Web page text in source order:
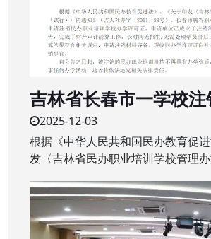
吉林省长春市一学校注
2025-12-03
根据《中华人民共和国民办教育促
发〈吉林省民办职业培训学校管理